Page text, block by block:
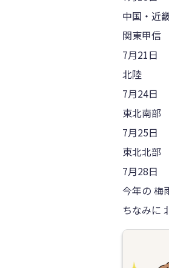
中国・近
関東甲信
7月21日
北陸
7月24日
東北南部
7月25日
東北北部
7月28日
今年の 梅
ちなみに